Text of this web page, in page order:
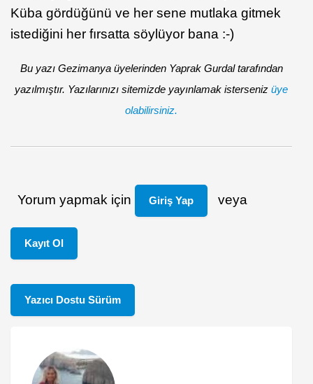
Küba gördüğünü ve her sene mutlaka gitmek
istediğini her fırsatta söylüyor bana :-)
Bu yazı Gezimanya üyelerinden Yaprak Gurdal tarafından
yazılmıştır. Yazılarınızı sitemizde yayınlamak isterseniz üye
olabilirsiniz.
Yorum yapmak için Giriş Yap veya
Kayıt Ol
Yazıcı Dostu Sürüm